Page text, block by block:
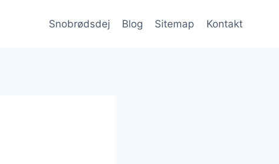
Snobrødsdej Blog Sitemap Kontakt